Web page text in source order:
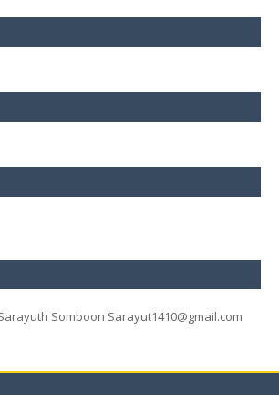
Somboon Sarayut1410@gmail.com